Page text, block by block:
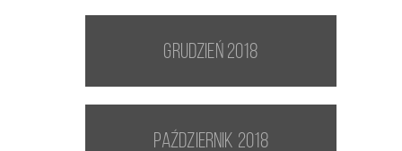
grudzień 2018
październik 2018